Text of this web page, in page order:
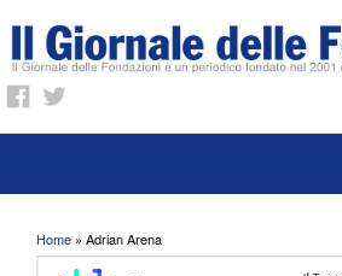
Tu sei qui
Home » Adrian Arena